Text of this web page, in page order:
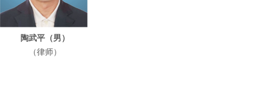
陶武平（男）
（律师）